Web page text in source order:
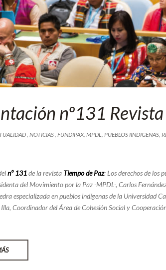
nº131
,NOTICIAS ,FUNDIPAX,MPDL PUEBLOS IINDIGENAS
nº 131de la revistaTiempo de Paz: Los derechos de los
del Movimiento por la Paz -MPDL-, Carlos
especializada en pueblos indígenas de la Universidad
Coordinador del Área de Cohesión Social y